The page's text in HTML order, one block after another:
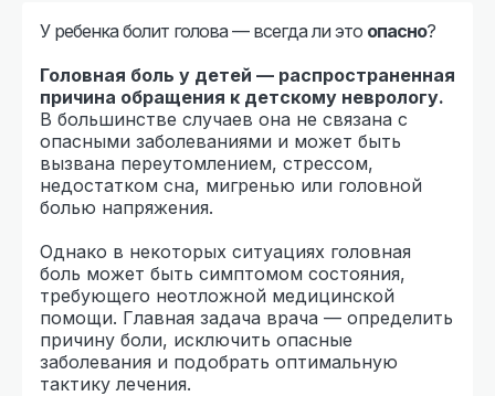
У ребенка болит голова — всегда ли это опасно?
Головная боль у детей — распространенная
причина обращения к детскому неврологу.
В большинстве случаев она не связана с
опасными заболеваниями и может быть
вызвана переутомлением, стрессом,
недостатком сна, мигренью или головной
болью напряжения.
Однако в некоторых ситуациях головная
боль может быть симптомом состояния,
требующего неотложной медицинской
помощи. Главная задача врача — определить
причину боли, исключить опасные
заболевания и подобрать оптимальную
тактику лечения.